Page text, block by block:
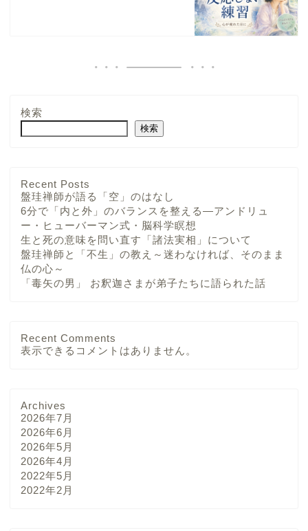
検索
検索
Recent Posts
盤珪禅師が語る「空」のはなし
6分で「内と外」のバランスを整える—アンドリュ
ー・ヒューバーマン式・脳科学瞑想
生と死の意味を問い直す「諸法実相」について
盤珪禅師と「不生」の教え～迷わなければ、そのまま
仏の心～
「毒矢の男」 お釈迦さまが弟子たちに語られた話
Recent Comments
表示できるコメントはありません。
Archives
2026年7月
2026年6月
2026年5月
2026年4月
2022年5月
2022年2月